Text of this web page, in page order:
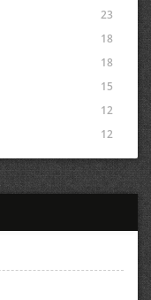
23
18
18
15
12
12